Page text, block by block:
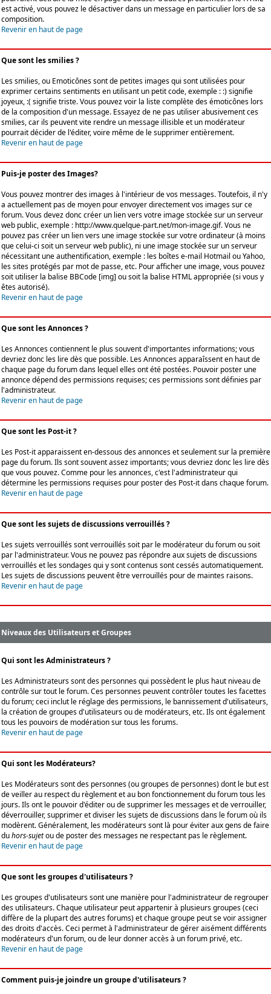
est activé, vous pouvez le désactiver dans un message en particulier lors de sa
composition.
Revenir en haut de page
Que sont les smilies ?
Les smilies, ou Emoticônes sont de petites images qui sont utilisées pour
exprimer certains sentiments en utilisant un petit code, exemple : :) signifie
joyeux, :( signifie triste. Vous pouvez voir la liste complète des émoticônes lors
de la composition d'un message. Essayez de ne pas utiliser abusivement ces
smilies, car ils peuvent vite rendre un message illisible et un modérateur
pourrait décider de l'éditer, voire même de le supprimer entièrement.
Revenir en haut de page
Puis-je poster des Images?
Vous pouvez montrer des images à l'intérieur de vos messages. Toutefois, il n'y
a actuellement pas de moyen pour envoyer directement vos images sur ce
forum. Vous devez donc créer un lien vers votre image stockée sur un serveur
web public, exemple : http://www.quelque-part.net/mon-image.gif. Vous ne
pouvez pas créer un lien vers une image stockée sur votre ordinateur (à moins
que celui-ci soit un serveur web public), ni une image stockée sur un serveur
nécessitant une authentification, exemple : les boîtes e-mail Hotmail ou Yahoo,
les sites protégés par mot de passe, etc. Pour afficher une image, vous pouvez
soit utiliser la balise BBCode [img] ou soit la balise HTML appropriée (si vous y
êtes autorisé).
Revenir en haut de page
Que sont les Annonces ?
Les Annonces contiennent le plus souvent d'importantes informations; vous
devriez donc les lire dès que possible. Les Annonces apparaîssent en haut de
chaque page du forum dans lequel elles ont été postées. Pouvoir poster une
annonce dépend des permissions requises; ces permissions sont définies par
l'administrateur.
Revenir en haut de page
Que sont les Post-it ?
Les Post-it apparaissent en-dessous des annonces et seulement sur la première
page du forum. Ils sont souvent assez importants; vous devriez donc les lire dès
que vous pouvez. Comme pour les annonces, c'est l'administrateur qui
détermine les permissions requises pour poster des Post-it dans chaque forum.
Revenir en haut de page
Que sont les sujets de discussions verrouillés ?
Les sujets verrouillés sont verrouillés soit par le modérateur du forum ou soit
par l'administrateur. Vous ne pouvez pas répondre aux sujets de discussions
verrouillés et les sondages qui y sont contenus sont cessés automatiquement.
Les sujets de discussions peuvent être verrouillés pour de maintes raisons.
Revenir en haut de page
Niveaux des Utilisateurs et Groupes
Qui sont les Administrateurs ?
Les Administrateurs sont des personnes qui possèdent le plus haut niveau de
contrôle sur tout le forum. Ces personnes peuvent contrôler toutes les facettes
du forum; ceci inclut le réglage des permissions, le bannissement d'utilisateurs,
la création de groupes d'utilisateurs ou de modérateurs, etc. Ils ont également
tous les pouvoirs de modération sur tous les forums.
Revenir en haut de page
Qui sont les Modérateurs?
Les Modérateurs sont des personnes (ou groupes de personnes) dont le but est
de veiller au respect du règlement et au bon fonctionnement du forum tous les
jours. Ils ont le pouvoir d'éditer ou de supprimer les messages et de verrouiller,
déverrouiller, supprimer et diviser les sujets de discussions dans le forum où ils
modèrent. Généralement, les modérateurs sont là pour éviter aux gens de faire
duhors-sujetou de poster des messages ne respectant pas le règlement.
Revenir en haut de page
Que sont les groupes d'utilisateurs ?
Les groupes d'utilisateurs sont une manière pour l'administrateur de regrouper
des utilisateurs. Chaque utilisateur peut appartenir à plusieurs groupes (ceci
diffère de la plupart des autres forums) et chaque groupe peut se voir assigner
des droits d'accès. Ceci permet à l'administrateur de gérer aisément différents
modérateurs d'un forum, ou de leur donner accès à un forum privé, etc.
Revenir en haut de page
Comment puis-je joindre un groupe d'utilisateurs ?